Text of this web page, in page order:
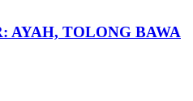
TOLONG BAWA